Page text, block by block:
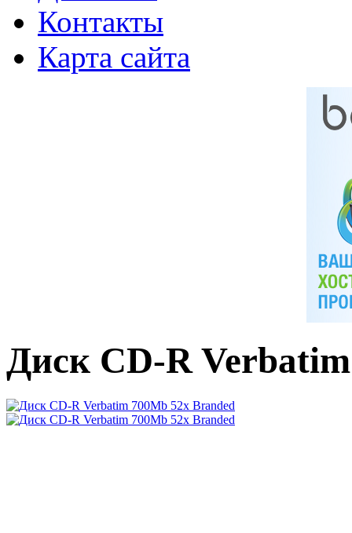
Контакты
Карта сайта
Диск CD-R